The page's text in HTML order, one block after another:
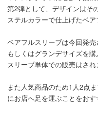
第2弾として、デザインはそ
ステルカラーで仕上げたベア
ベアフルスリーブは今回発
もしくはグランデサイズを
スリーブ単体での販売はされ
また人気商品のため1人2点
にお店へ足を運ぶことをおす